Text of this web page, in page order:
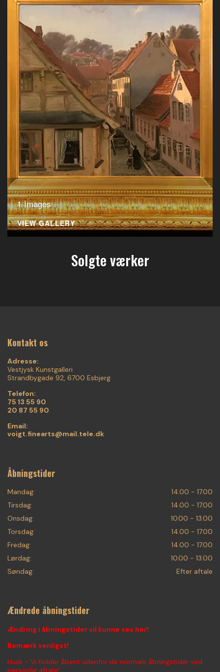
1 Images
VIEW GALLERY
Solgte værker
Kontakt os
Adresse:
Vestjysk Kunstgalleri
Strandbygade 92, 6700 Esbjerg
Telefon:
75 13 55 90
20 87 55 90
Email:
voigt.finearts@mail.tele.dk
Åbningstider
Mandag:
14.00 - 17.00
Tirsdag:
14.00 - 17.00
Onsdag:
10.00 - 13.00
Torsdag:
14.00 - 17.00
Fredag:
14.00 - 17.00
Lørdag:
10.00 - 13.00
Søndag:
Efter aftale
Ændrede åbningstider
Ændring i åbningstider vil kunne ses her!
Bemærk venligst!
Husk - Vi holder åbent udenfor de normale åbningstider ved
personlig aftale!